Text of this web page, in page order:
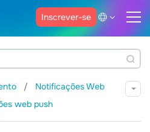
Inscrever-se
Notificações Web
web push